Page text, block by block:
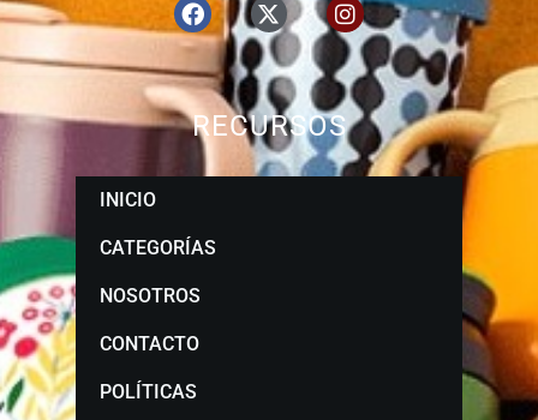
RECURSOS
INICIO
CATEGORÍAS
NOSOTROS
CONTACTO
POLÍTICAS